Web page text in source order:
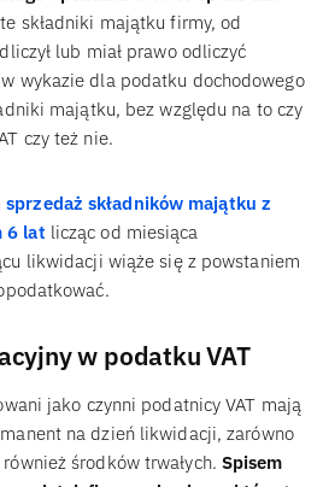
składniki majątku firmy, od
lub miał prawo odliczyć
wykazie dla podatku dochodowego
majątku, bez względu na to czy
czy też nie.
sprzedaż składników majątku z
6 lat licząc od miesiąca
likwidacji wiąże się z powstaniem
w podatku VAT
jako czynni podatnicy VAT mają
na dzień likwidacji, zarówno
środków trwałych. Spisem